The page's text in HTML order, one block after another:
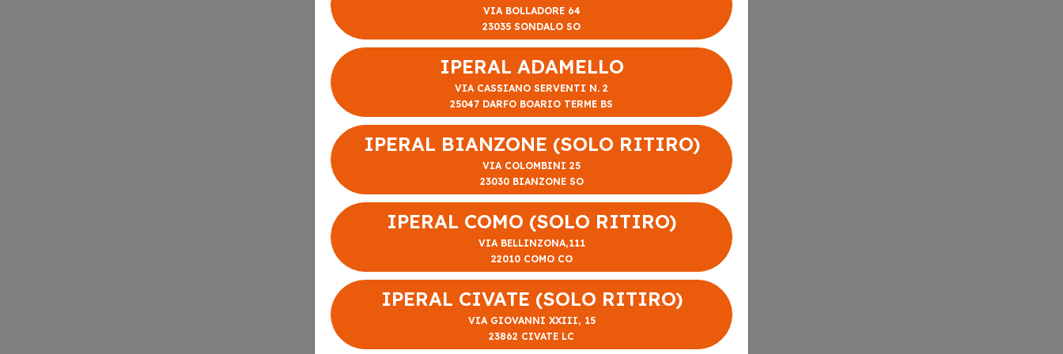
VIA BOLLADORE 64
23035 SONDALO SO
IPERAL ADAMELLO
VIA CASSIANO SERVENTI N. 2
25047 DARFO BOARIO TERME BS
IPERAL BIANZONE (SOLO RITIRO)
VIA COLOMBINI 25
23030 BIANZONE SO
IPERAL COMO (SOLO RITIRO)
VIA BELLINZONA,111
22010 COMO CO
IPERAL CIVATE (SOLO RITIRO)
VIA GIOVANNI XXIII, 15
23862 CIVATE LC